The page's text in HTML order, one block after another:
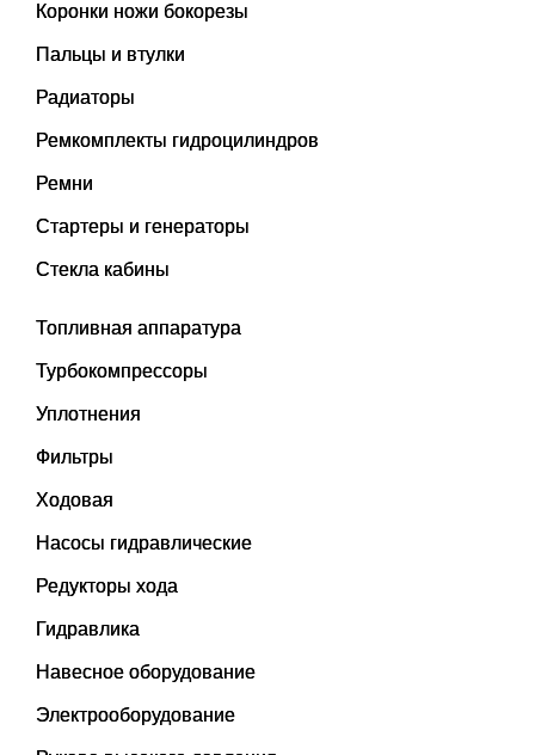
Коронки ножи бокорезы
Пальцы и втулки
Радиаторы
Ремкомплекты гидроцилиндров
Ремни
Стартеры и генераторы
Стекла кабины
Топливная аппаратура
Турбокомпрессоры
Уплотнения
Фильтры
Ходовая
Насосы гидравлические
Редукторы хода
Гидравлика
Навесное оборудование
Электрооборудование